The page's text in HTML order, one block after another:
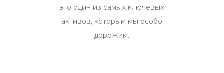
это один из самых ключевых
активов, которым мы особо
дорожим.